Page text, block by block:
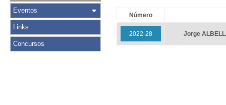
Eventos
Links
Concursos
Número
2022-28 Jorge